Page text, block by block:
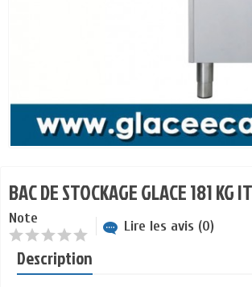
BAC DE STOCKAGE GLACE 181 KG
Note Lire les avis (0)
Description